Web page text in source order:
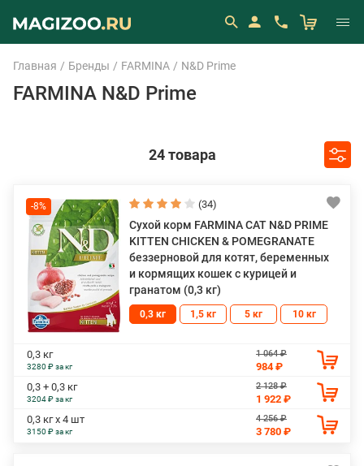
Главная Бренды FARMINA N&D Prime
FARMINA N&D Prime
24 товара
-8% (34)
Сухой корм FARMINA CAT N&D PRIME
KITTEN CHICKEN & POMEGRANATE
беззерновой для котят, беременных
и кормящих кошек с курицей и
гранатом (0,3 кг)
0,3 кг 1,5 кг 5 кг 10 кг
0,3 кг
3280 ₽ за кг
1 064 ₽
984 ₽
0,3 + 0,3 кг
3204 ₽ за кг
2 128 ₽
1 922 ₽
0,3 кг х 4 шт
3150 ₽ за кг
4 256 ₽
3 780 ₽